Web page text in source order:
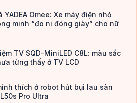
YADEA Omee: Xe máy điện nhỏ
minh “đo ni đóng giày” cho nữ
TV SQD-MiniLED C8L: màu sắc
từng thấy ở TV LCD
thích ở robot hút bụi lau sàn
Pro Ultra